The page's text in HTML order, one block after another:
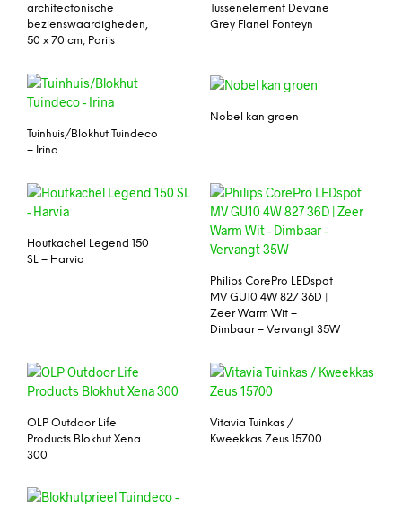
architectonische
bezienswaardigheden,
50 x 70 cm, Parijs
Tussenelement Devane
Grey Flanel Fonteyn
Tuinhuis/Blokhut Tuindeco
– Irina
Nobel kan groen
Houtkachel Legend 150
SL – Harvia
Philips CorePro LEDspot
MV GU10 4W 827 36D |
Zeer Warm Wit –
Dimbaar – Vervangt 35W
OLP Outdoor Life
Products Blokhut Xena
300
Vitavia Tuinkas /
Kweekkas Zeus 15700